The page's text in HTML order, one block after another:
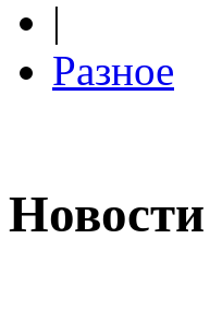
|
Разное
Новости